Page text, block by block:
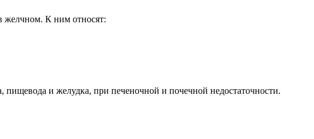
желчном. К ним относят:
пищевода и желудка, при печеночной и почечной недостаточности.